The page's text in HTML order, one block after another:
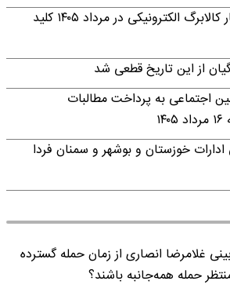
خبر فوری؛ افزایش اعتبار کالابرگ الکترونیکی در مرداد ۱۴۰۵ کلید
از این تاریخ قطعی شد
اجتماعی به پرداخت مطالبات
خوزستان و بوشهر و سمنان فردا
غلامرضا انصاری از زمان حمله گسترده
حمله همه‌جانبه باشند؟